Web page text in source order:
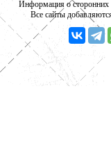
Информация о сторонних
Все сайты